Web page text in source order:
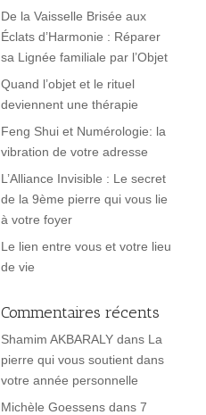
De la Vaisselle Brisée aux
Éclats d’Harmonie : Réparer
sa Lignée familiale par l’Objet
Quand l’objet et le rituel
deviennent une thérapie
Feng Shui et Numérologie: la
vibration de votre adresse
L’Alliance Invisible : Le secret
de la 9ème pierre qui vous lie
à votre foyer
Le lien entre vous et votre lieu
de vie
Commentaires récents
Shamim AKBARALY dans La
pierre qui vous soutient dans
votre année personnelle
Michèle Goessens dans7